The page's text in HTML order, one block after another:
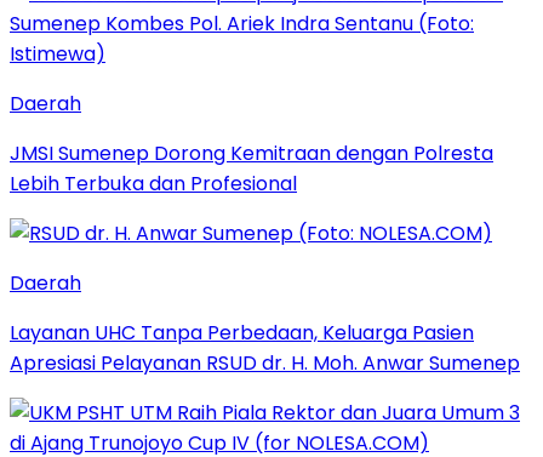
Daerah
JMSI Sumenep Dorong Kemitraan dengan Polresta
Lebih Terbuka dan Profesional
Daerah
Layanan UHC Tanpa Perbedaan, Keluarga Pasien
Apresiasi Pelayanan RSUD dr. H. Moh. Anwar Sumenep